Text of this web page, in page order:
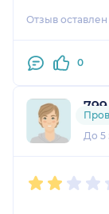
Однозначно
Отзыв
0
1
До 5